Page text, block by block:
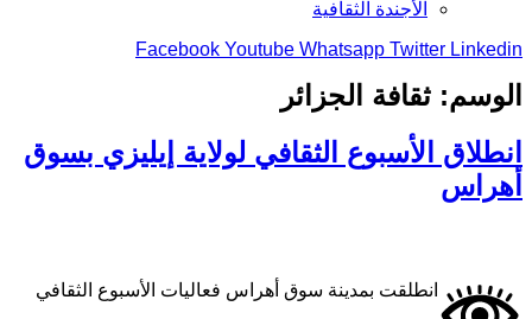
الأجندة الثقافية
Facebook Youtube Whatsapp Twitter Linkedin
الوسم: ثقافة الجزائر
انطلاق الأسبوع الثقافي لولاية إيليزي بسوق
أهراس
انطلقت بمدينة سوق أهراس فعاليات الأسبوع الثقافي